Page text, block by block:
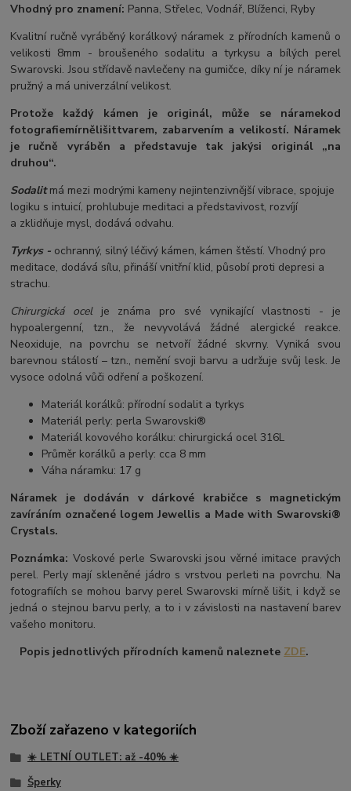
Vhodný pro znamení: Panna, Střelec, Vodnář, Blíženci, Ryby
Kvalitní ručně vyráběný korálkový náramek z přírodních kamenů o
velikosti 8mm - broušeného sodalitu a tyrkysu a bílých perel
Swarovski. Jsou střídavě navlečeny na gumičce, díky ní je náramek
pružný a má univerzální velikost.
Protože každý kámen je originál, může se náramekod
fotografiemírnělišittvarem, zabarvením a velikostí. Náramek
je ručně vyráběn a představuje tak jakýsi originál „na
druhou“.
Sodalitmá mezi modrými kameny nejintenzivnější vibrace, spojuje
logiku s intuicí, prohlubuje meditaci a představivost, rozvíjí
a zklidňuje mysl, dodává odvahu.
Tyrkys - ochranný, silný léčivý kámen, kámen štěstí. Vhodný pro
meditace, dodává sílu, přináší vnitřní klid, působí proti depresi a
strachu.
Chirurgická ocelje známa pro své vynikající vlastnosti - je
hypoalergenní, tzn., že nevyvolává žádné alergické reakce.
Neoxiduje, na povrchu se netvoří žádné skvrny. Vyniká svou
barevnou stálostí – tzn., nemění svoji barvu a udržuje svůj lesk. Je
vysoce odolná vůči odření a poškození.
Materiál korálků: přírodní sodalit a tyrkys
Materiál perly: perla Swarovski®
Materiál kovového korálku: chirurgická ocel 316L
Průměr korálků a perly: cca 8 mm
Váha náramku: 17 g
Náramek je dodáván v dárkové krabičce s magnetickým
zavíráním označené logem Jewellis a Made with Swarovski®
Crystals.
Poznámka: Voskové perle Swarovski jsou věrné imitace pravých
perel. Perly mají skleněné jádro s vrstvou perleti na povrchu. Na
fotografiích se mohou barvy perel Swarovski mírně lišit, i když se
jedná o stejnou barvu perly, a to i v závislosti na nastavení barev
vašeho monitoru.
Popis jednotlivých přírodních kamenů naleznete ZDE.
Zboží zařazeno v kategoriích
☀️ LETNÍ OUTLET: až -40% ☀️
Šperky